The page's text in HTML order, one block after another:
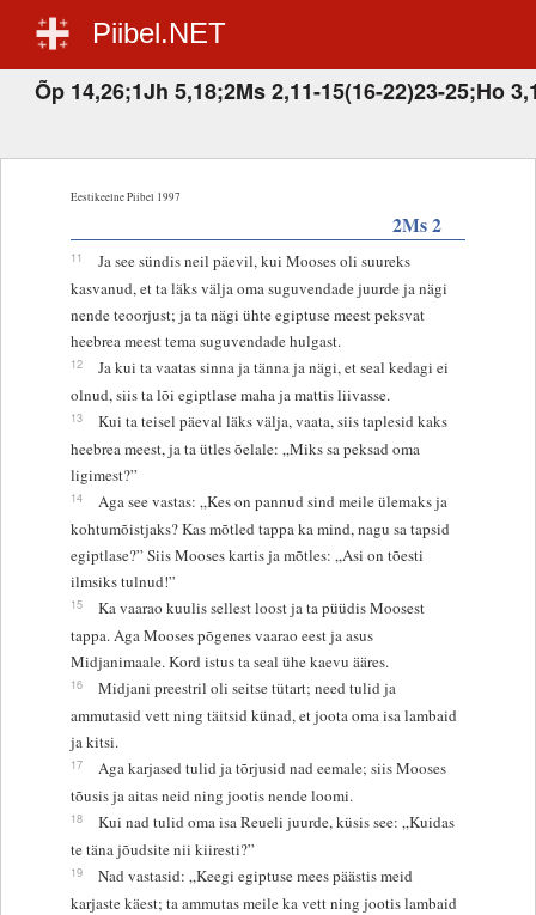
Piibel.NET
Õp 14,26;1Jh 5,18;2Ms 2,11-15(16-22)23-25;Ho
Eestikeelne Piibel 1997
2Ms 2
11
Ja see sündis neil päevil, kui Mooses oli suureks
kasvanud, et ta läks välja oma suguvendade juurde ja nägi
nende teoorjust; ja ta nägi ühte egiptuse meest peksvat
heebrea meest tema suguvendade hulgast.
12
Ja kui ta vaatas sinna ja tänna ja nägi, et seal kedagi ei
olnud, siis ta lõi egiptlase maha ja mattis liivasse.
13
Kui ta teisel päeval läks välja, vaata, siis taplesid kaks
heebrea meest, ja ta ütles õelale: „Miks sa peksad oma
ligimest?”
14
Aga see vastas: „Kes on pannud sind meile ülemaks ja
kohtumõistjaks? Kas mõtled tappa ka mind, nagu sa tapsid
egiptlase?” Siis Mooses kartis ja mõtles: „Asi on tõesti
ilmsiks tulnud!”
15
Ka vaarao kuulis sellest loost ja ta püüdis Moosest
tappa. Aga Mooses põgenes vaarao eest ja asus
Midjanimaale. Kord istus ta seal ühe kaevu ääres.
16
Midjani preestril oli seitse tütart; need tulid ja
ammutasid vett ning täitsid künad, et joota oma isa lambaid
ja kitsi.
17
Aga karjased tulid ja tõrjusid nad eemale; siis Mooses
tõusis ja aitas neid ning jootis nende loomi.
18
Kui nad tulid oma isa Reueli juurde, küsis see: „Kuidas
te täna jõudsite nii kiiresti?”
19
Nad vastasid: „Keegi egiptuse mees päästis meid
karjaste käest; ta ammutas meile ka vett ning jootis lambaid